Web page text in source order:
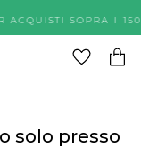
PER ACQUISTI
solo presso